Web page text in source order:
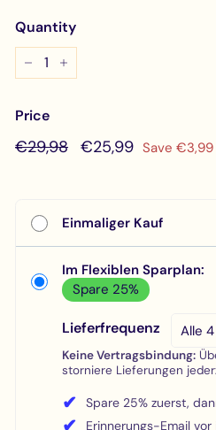
Quantity
Price
Regular
€29,98€29,98
Sale
€25,99 €25,99
Save €3,99
Einmaliger Kauf
Im Flexiblen Sparplan:
Spare 25%
Lieferfrequenz
Keine Vertragsbindung:
storniere Lieferungen
✔ Spare 25% zuerst,
Erinnerungs-Email